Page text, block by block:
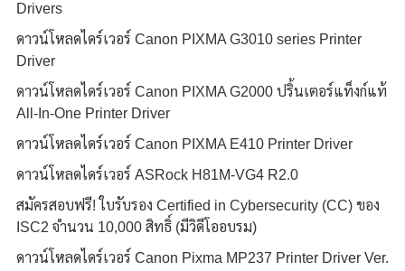
Drivers
ดาวน์โหลดไดร์เวอร์ Canon PIXMA G3010 series Printer
Driver
ดาวน์โหลดไดร์เวอร์ Canon PIXMA G2000 ปริ้นเตอร์แท็งก์แท้
All-In-One Printer Driver
ดาวน์โหลดไดร์เวอร์ Canon PIXMA E410 Printer Driver
ดาวน์โหลดไดร์เวอร์ ASRock H81M-VG4 R2.0
สมัครสอบฟรี! ใบรับรอง Certified in Cybersecurity (CC) ของ
ISC2 จำนวน 10,000 สิทธิ์ (มีวิดีโออบรม)
ดาวน์โหลดไดร์เวอร์ Canon Pixma MP237 Printer Driver Ver.